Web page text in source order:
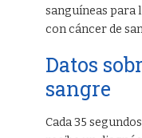
sanguíneas para
con cáncer de
Datos
sangre
Cada 35